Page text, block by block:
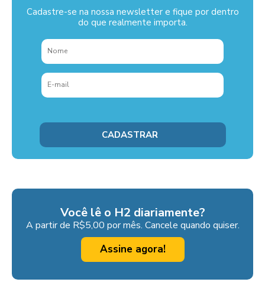
Cadastre-se na nossa newsletter e fique por dentro
do que realmente importa.
Você lê o H2 diariamente?
A partir de R$5,00 por mês. Cancele quando quiser.
Assine agora!